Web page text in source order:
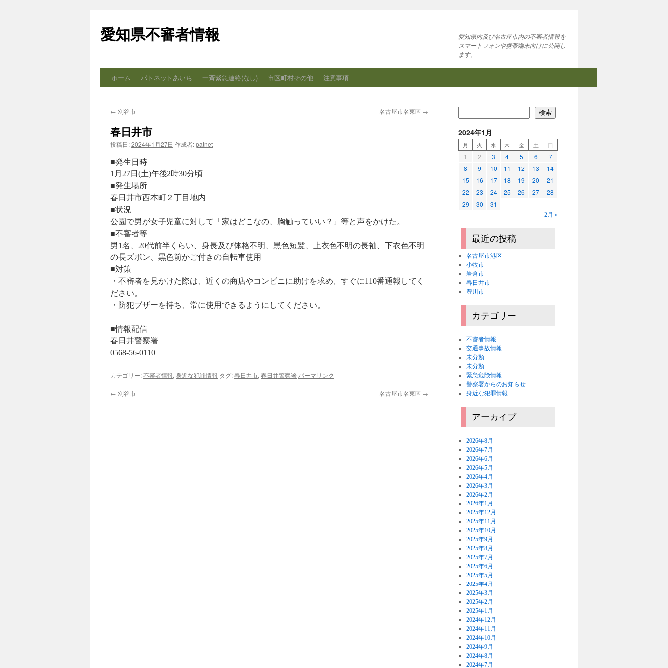
テ
ン
ス
ッ
愛知県不審者情報
愛知県内及び名古屋市内の不審者情報を
スマートフォンや携帯端末向けに公開し
ます。
ホーム パトネットあいち 一斉緊急連絡(なし) 市区町村その他 注意事項
← 刈谷市 名古屋市名東区 →
春日井市
投稿日:2024年1月27日 作成者:patnet
■発生日時
1月27日(土)午後2時30分頃
■発生場所
春日井市西本町２丁目地内
■状況
公園で男が女子児童に対して「家はどこなの、胸触っていい？」等と声をかけた。
■不審者等
男1名、20代前半くらい、身長及び体格不明、黒色短髪、上衣色不明の長袖、下衣色不明
の長ズボン、黒色前かご付きの自転車使用
■対策
・不審者を見かけた際は、近くの商店やコンビニに助けを求め、すぐに110番通報してく
ださい。
・防犯ブザーを持ち、常に使用できるようにしてください。
■情報配信
春日井警察署
0568-56-0110
カテゴリー:不審者情報, 身近な犯罪情報 タグ:春日井市, 春日井警察署 パーマリンク
← 刈谷市 名古屋市名東区 →
検索
2024年1月
月 火 水 木 金 土 日
1 2 3 4 5 6
7
8
9 10 11 12 13
14
15
16 17 18 19 20
21
22
23 24 25 26 27
28
29
30 31
2月 »
最近の投稿
名古屋市港区
小牧市
岩倉市
春日井市
豊川市
カテゴリー
不審者情報
交通事故情報
未分類
未分類
緊急危険情報
警察署からのお知らせ
身近な犯罪情報
アーカイブ
2026年8月
2026年7月
2026年6月
2026年5月
2026年4月
2026年3月
2026年2月
2026年1月
2025年12月
2025年11月
2025年10月
2025年9月
2025年8月
2025年7月
2025年6月
2025年5月
2025年4月
2025年3月
2025年2月
2025年1月
2024年12月
2024年11月
2024年10月
2024年9月
2024年8月
2024年7月